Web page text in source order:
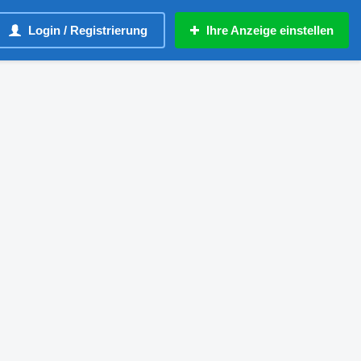
Login / Registrierung Ihre Anzeige einstellen